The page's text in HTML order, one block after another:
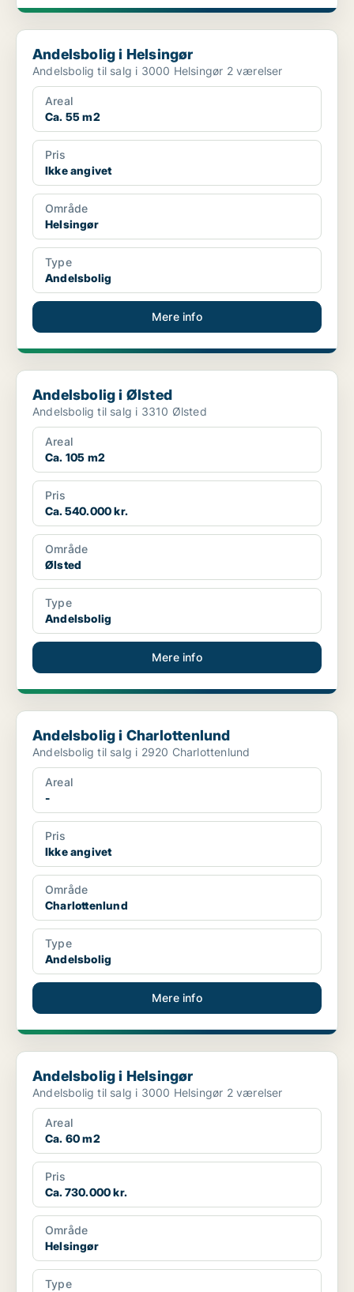
Andelsbolig i Helsingør
Andelsbolig i Helsingør
Andelsbolig til salg i 3000 Helsingør 2 værelser
Areal
Ca. 55 m2
Pris
Ikke angivet
Område
Helsingør
Type
Andelsbolig
Mere info
Andelsbolig i Ølsted
Andelsbolig i Ølsted
Andelsbolig til salg i 3310 Ølsted
Areal
Ca. 105 m2
Pris
Ca. 540.000 kr.
Område
Ølsted
Type
Andelsbolig
Mere info
Andelsbolig i Charlottenlund
Andelsbolig i Charlottenlund
Andelsbolig til salg i 2920 Charlottenlund
Areal
-
Pris
Ikke angivet
Område
Charlottenlund
Type
Andelsbolig
Mere info
Andelsbolig i Helsingør
Andelsbolig i Helsingør
Andelsbolig til salg i 3000 Helsingør 2 værelser
Areal
Ca. 60 m2
Pris
Ca. 730.000 kr.
Område
Helsingør
Type